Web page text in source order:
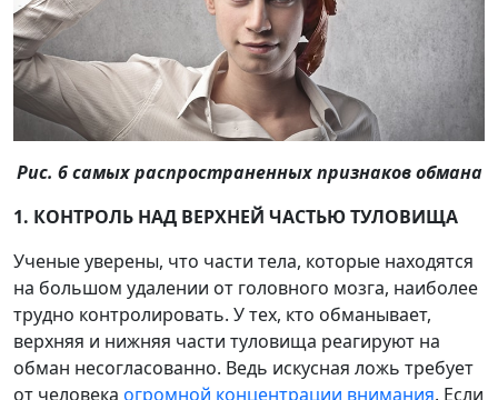
Рис. 6 самых распространенных признаков обмана
1. КОНТРОЛЬ НАД ВЕРХНЕЙ ЧАСТЬЮ ТУЛОВИЩА
Ученые уверены, что части тела, которые находятся
на большом удалении от головного мозга, наиболее
трудно контролировать. У тех, кто обманывает,
верхняя и нижняя части туловища реагируют на
обман несогласованно. Ведь искусная ложь требует
от человека огромной концентрации внимания. Если